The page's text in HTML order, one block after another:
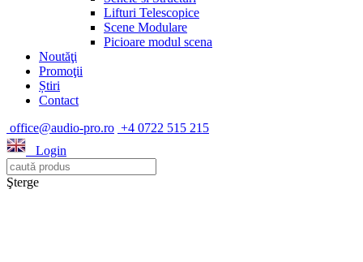
Lifturi Telescopice
Scene Modulare
Picioare modul scena
Noutăţi
Promoţii
Știri
Contact
office@audio-pro.ro +4 0722 515 215
Login
Şterge